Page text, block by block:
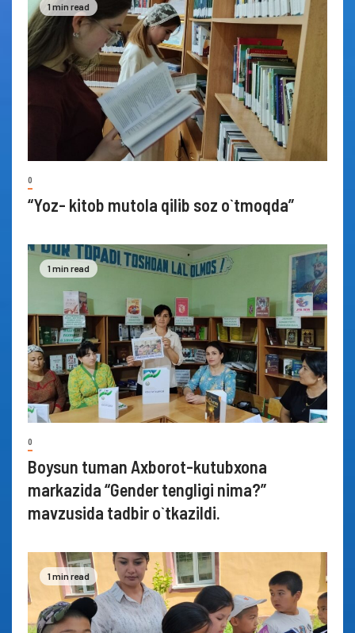
1 min read
0
“Yoz- kitob mutola qilib soz o`tmoqda”
1 min read
0
Boysun tuman Axborot-kutubxona
markazida “Gender tengligi nima?”
mavzusida tadbir o`tkazildi.
1 min read